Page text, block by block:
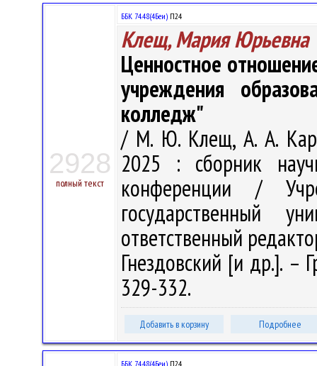
2928
полный текст
ББК 74.48(4Беи) П24
Клещ, Мария Юрьевна
Ценностное
учреждения
колледж"
/ М. Ю. Клещ, А. А.
2025 : сборник
конференции /
государственный
ответственный
Гнездовский [и др.]. –
329-332.
Добавить в корзину Подробнее
ББК 74.48(4Беи) П24